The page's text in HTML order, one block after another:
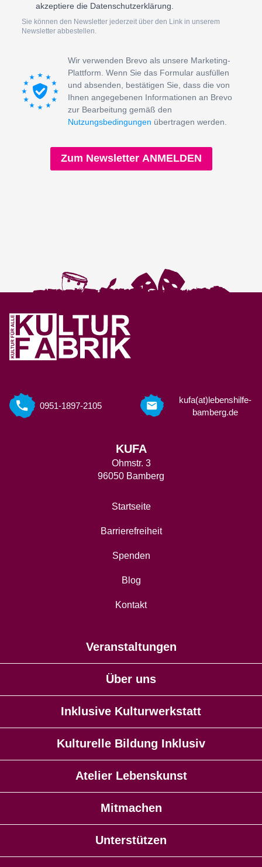
akzeptiere die Datenschutzerklärung.
Sie können den Newsletter jederzeit über den Link in unserem
Newsletter abbestellen.
Wir verwenden Brevo als unsere Marketing-
Plattform. Wenn Sie das Formular ausfüllen
und absenden, bestätigen Sie, dass die von
Ihnen angegebenen Informationen an Brevo
zur Bearbeitung gemäß den
Nutzungsbedingungen übertragen werden.
Zum Newsletter ANMELDEN
0951-1897-2105
kufa(at)lebenshilfe-
bamberg.de
KUFA
Ohmstr. 3
96050 Bamberg
Startseite
Barrierefreiheit
Spenden
Blog
Kontakt
Veranstaltungen
Über uns
Inklusive Kulturwerkstatt
Kulturelle Bildung Inklusiv
Atelier Lebenskunst
Mitmachen
Unterstützen